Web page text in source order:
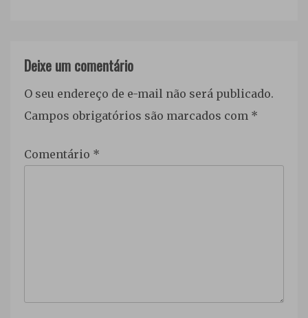
Deixe um comentário
O seu endereço de e-mail não será publicado.
Campos obrigatórios são marcados com *
Comentário *